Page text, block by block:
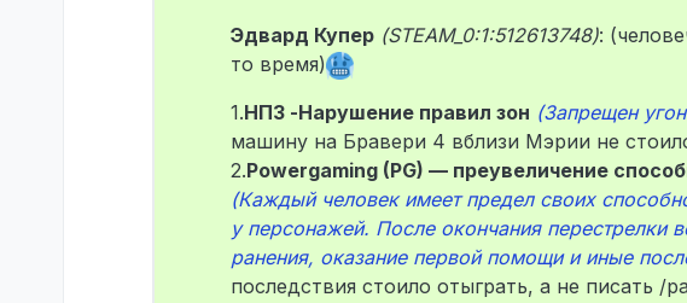
Эдвард Купер (STEAM_0:1:512613748):
то время)
1.НПЗ -Нарушение правил зон (Запрещен
машину на Бравери 4 вблизи Мэрии не
2.Powergaming (PG) — преувеличение
(Каждый человек имеет предел своих
у персонажей. После окончания перестрелки
ранения, оказание первой помощи и иные
последствия стоило отыграть, а не писать